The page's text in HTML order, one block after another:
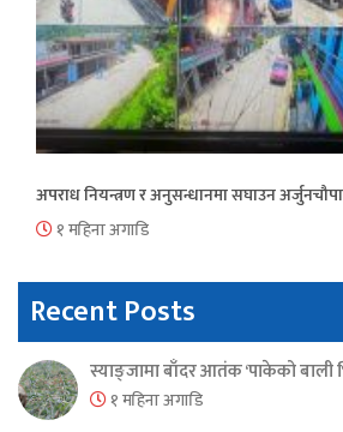
अपराध नियन्त्रण र अनुसन्धानमा सघाउन
१ महिना अगाडि
Recent Posts
स्याङ्जामा बाँदर आतंक ‘पाकेको बाली
१ महिना अगाडि